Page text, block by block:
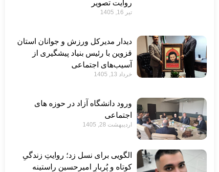
روایت تصویر
تیر 16, 1405
دیدار مدیرکل ورزش و جوانان استان
قزوین با رئیس بنیاد پیشگیری از
آسیب‌های اجتماعی
خرداد 13, 1405
ورود دانشگاه آزاد در حوزه های
اجتماعی
اردیبهشت 28, 1405
الگویی برای نسل زد؛ روایتِ زندگیِ
کوتاه و پُربارِ امیرحسین راستینه